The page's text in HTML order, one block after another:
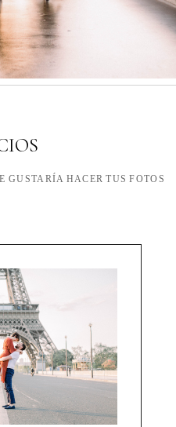
GUSTARÍA HACER TUS FOTOS